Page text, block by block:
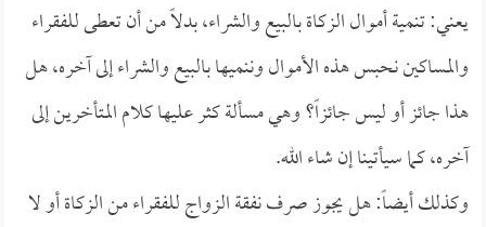
يعني: تنمية أموال الزكاة بالبيع والشراء، بدلاً من أن تعطى للفقراء
والمساكين نحبس هذه الأموال وننميها بالبيع والشراء إلى آخره، هل
هذا جائز أو ليس جائزاً؟ وهي مسألة كثر عليها كلام المتأخرين إلى
آخره، كما سيأتينا إن شاء الله.
وكذلك أيضاً: هل يجوز صرف نفقة الزواج للفقراء من الزكاة أو لا